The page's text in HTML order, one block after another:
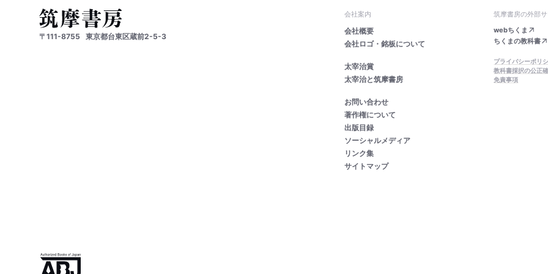
〒111-8755 東京都台東区蔵前2-5-3
会社案内
会社概要
会社ロゴ・銘板について
太宰治賞
太宰治と筑摩書房
お問い合わせ
著作権について
出版目録
ソーシャルメディア
リンク集
サイトマップ
筑摩書房の外部サ
webちくま
ちくまの教科書
プライバシーポリ
教科書採択の公正
免責事項